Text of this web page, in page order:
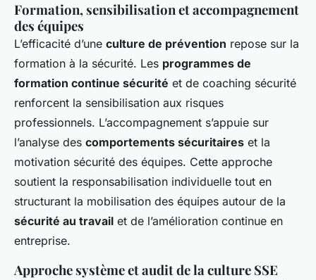
Formation, sensibilisation et accompagnement
des équipes
L’efficacité d’une culture de prévention repose sur la
formation à la sécurité. Les programmes de
formation continue sécurité et de coaching sécurité
renforcent la sensibilisation aux risques
professionnels. L’accompagnement s’appuie sur
l’analyse des comportements sécuritaires et la
motivation sécurité des équipes. Cette approche
soutient la responsabilisation individuelle tout en
structurant la mobilisation des équipes autour de la
sécurité au travail et de l’amélioration continue en
entreprise.
Approche système et audit de la culture SSE